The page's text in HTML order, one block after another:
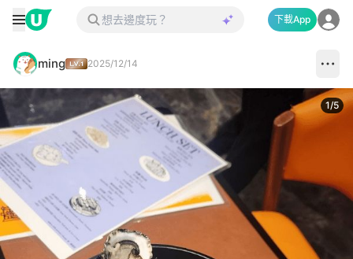
下載App
ming 2025/12/14
1/5